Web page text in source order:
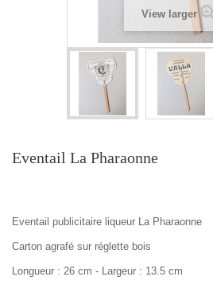
View larger
Eventail La Pharaonne
Eventail publicitaire liqueur La Pharaonne
Carton agrafé sur réglette bois
Longueur : 26 cm - Largeur : 13.5 cm